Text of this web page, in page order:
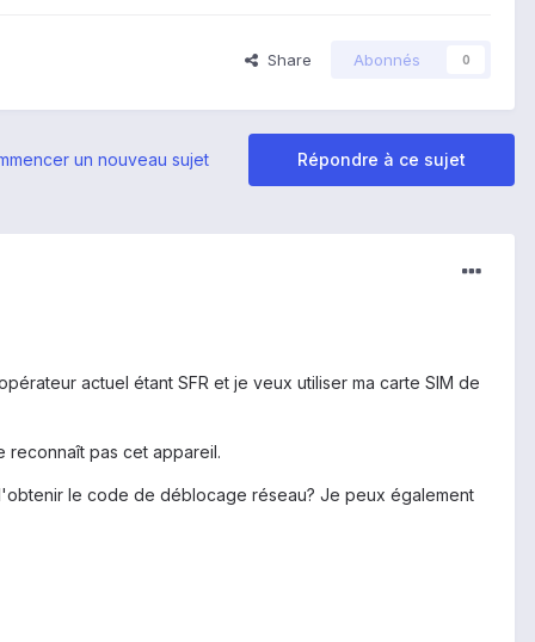
Share Abonnés 0
Répondre à ce sujet
un nouveau sujet
actuel étant SFR et je veux utiliser ma carte SIM de
reconnaît pas cet appareil.
le code de déblocage réseau? Je peux également